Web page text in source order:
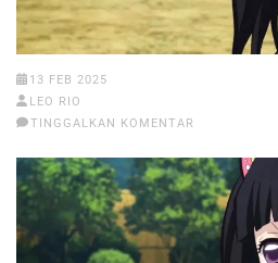
13 FEB 2025
LEO RIO
TINGGALKAN KOMENTAR